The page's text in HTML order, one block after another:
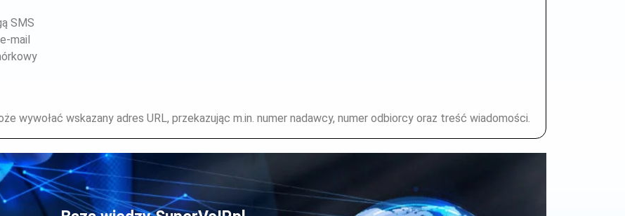
SMS
mail
wywołać wskazany adres URL, przekazując m.in. numer nadawcy, numer odbiorcy oraz treść wiadomości.